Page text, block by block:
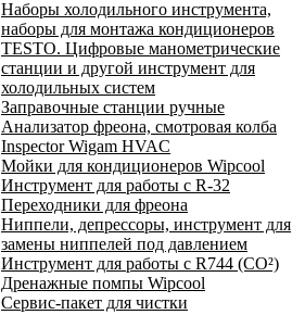
Наборы холодильного инструмента,
наборы для монтажа кондиционеров
TESTO. Цифровые манометрические
станции и другой инструмент для
холодильных систем
Заправочные станции ручные
Анализатор фреона, смотровая колба
Inspector Wigam HVAC
Мойки для кондиционеров Wipcool
Инструмент для работы с R-32
Переходники для фреона
Ниппели, депрессоры, инструмент для
замены ниппелей под давлением
Инструмент для работы с R744 (CO²)
Дренажные помпы Wipcool
Сервис-пакет для чистки